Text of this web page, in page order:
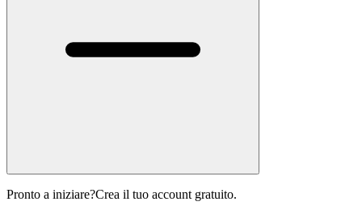
Pronto a iniziare?Crea il tuo account gratuito.